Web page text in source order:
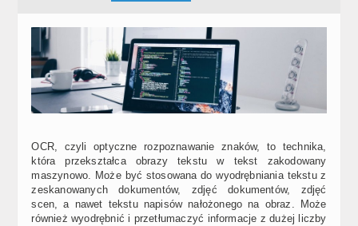
Kursy
Praca
OCR, czyli optyczne rozpoznawanie znaków, to technika,
która przekształca obrazy tekstu w tekst zakodowany
maszynowo. Może być stosowana do wyodrębniania tekstu z
zeskanowanych dokumentów, zdjęć dokumentów, zdjęć
scen, a nawet tekstu napisów nałożonego na obraz. Może
również wyodrębnić i przetłumaczyć informacje z dużej liczby